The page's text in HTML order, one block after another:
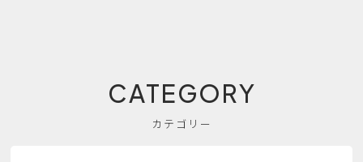
CATEGORY
カテゴリー